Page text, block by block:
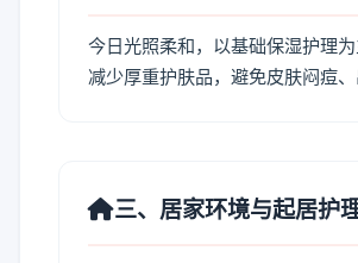
今日光照柔和，以基础保湿护理
减少厚重护肤品，避免皮肤闷痘、
三、居家环境与起居护